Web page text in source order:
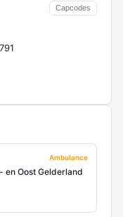
Capcodes
Ambulance
en Oost Gelderland